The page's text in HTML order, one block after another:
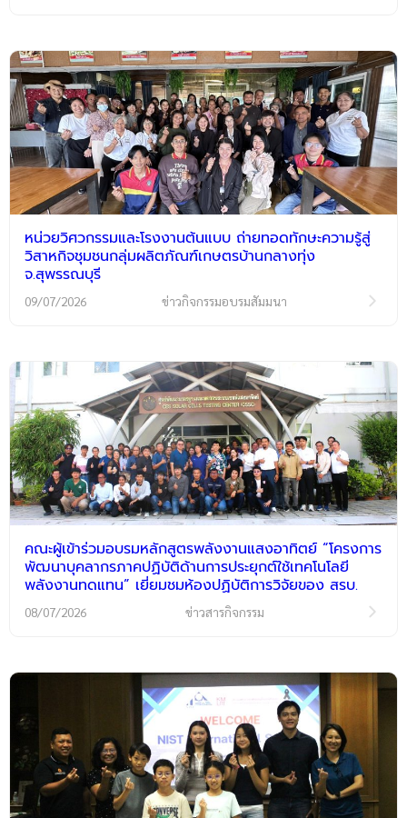
หน่วยวิศวกรรมและโรงงานต้นแบบ ถ่ายทอดทักษะความรู้สู่
วิสาหกิจชุมชนกลุ่มผลิตภัณฑ์เกษตรบ้านกลางทุ่ง
จ.สุพรรณบุรี
09/07/2026 ข่าวกิจกรรมอบรมสัมมนา
คณะผู้เข้าร่วมอบรมหลักสูตรพลังงานแสงอาทิตย์ “โครงการ
พัฒนาบุคลากรภาคปฏิบัติด้านการประยุกต์ใช้เทคโนโลยี
พลังงานทดแทน” เยี่ยมชมห้องปฏิบัติการวิจัยของ สรบ.
08/07/2026 ข่าวสารกิจกรรม